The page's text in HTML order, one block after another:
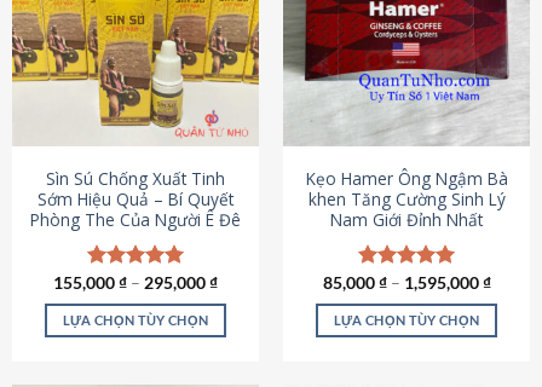
thể.
Các
tùy
chọn
có
thể
được
chọn
trên
trang
sản
phẩm
Sìn Sú Chống Xuất Tinh
Sớm Hiệu Quả – Bí Quyết
Phòng The Của Người Ê Đê
Được xếp
hạng4.95
5 sao
155,000₫ – 295,000₫
LỰA CHỌN TÙY CHỌN
Kẹo Hamer Ông Ngậm Bà
khen Tăng Cường Sinh Lý
Nam Giới Đỉnh Nhất
Được xếp
hạng5.00
5 sao
85,000₫– 1,595,000₫
LỰA CHỌN TÙY CHỌN